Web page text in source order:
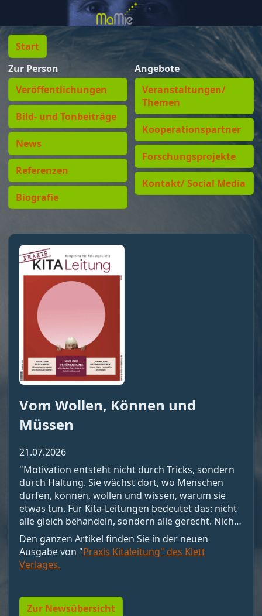
Start
Zur Person
Veröffentlichungen
Bild- und Tonbeiträge
News
Referenzen
Biografie
Angebote
Veranstaltungen/
Themen
Kooperationspartner
Forschungsprojekte
Kontakt/ Social Media
Vom Wollen, Können und
Müssen
21.07.2026
"Motivation entsteht nicht durch Tricks, sondern
durch Haltung. Sie wächst dort, wo Menschen
dürfen, können, wollen und wissen, warum sie
etwas tun. Für Kita-Leitungen bedeutet das: nicht
alle gleich behandeln, sondern alle gerecht. Nicht
motivieren, sondern Bedingungen schaffen, unter
denen Motivation entstehen kann. Nicht loben,
sondern Resonanz geben. Und vor allem:
Menschen so führen, dass sie wollen dürfen."
Den ganzen Artikel finden Sie in der neuen
Ausgabe von "Praxis Kitaleitung" des Klett
Verlages.
Zur Newsübersicht